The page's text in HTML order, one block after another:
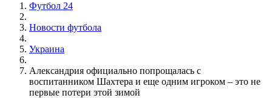
Футбол 24
Новости футбола
Украина
Александрия официально попрощалась с
воспитанником Шахтера и еще одним игроком – это не
первые потери этой зимой